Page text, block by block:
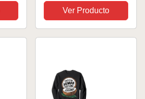
Ver Producto